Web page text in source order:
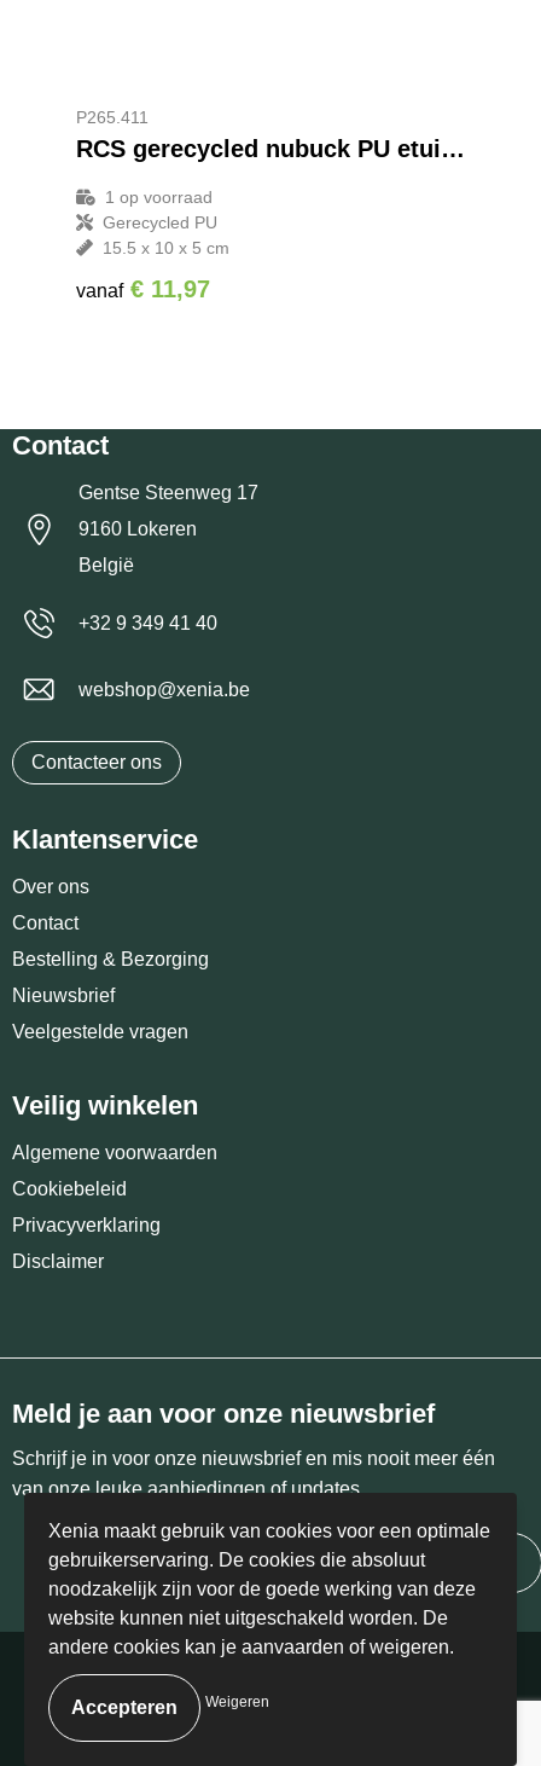
P265.411
RCS gerecycled nubuck PU etui EHBO-set
1 op voorraad
Gerecycled PU
15.5 x 10 x 5 cm
vanaf € 11,97
Contact
Gentse Steenweg 17
9160 Lokeren
België
+32 9 349 41 40
webshop@xenia.be
Contacteer ons
Klantenservice
Over ons
Contact
Bestelling & Bezorging
Nieuwsbrief
Veelgestelde vragen
Veilig winkelen
Algemene voorwaarden
Cookiebeleid
Privacyverklaring
Disclaimer
Meld je aan voor onze nieuwsbrief
Schrijf je in voor onze nieuwsbrief en mis nooit meer één
van onze leuke aanbiedingen of updates.
Inschrijven
© Copyright Xenia 2024 | BE 0458.405.766
Xenia maakt gebruik van cookies voor een optimale
gebruikerservaring. De cookies die absoluut
noodzakelijk zijn voor de goede werking van deze
website kunnen niet uitgeschakeld worden. De
andere cookies kan je aanvaarden of weigeren.
Weigeren